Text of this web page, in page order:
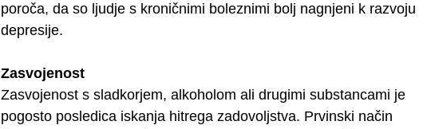
poroča, da so ljudje s kroničnimi boleznimi bolj nagnjeni k razvoju
depresije.
Zasvojenost
Zasvojenost s sladkorjem, alkoholom ali drugimi substancami je
pogosto posledica iskanja hitrega zadovoljstva. Prvinski način